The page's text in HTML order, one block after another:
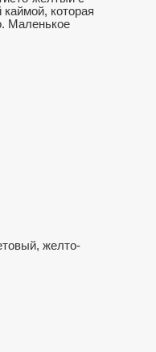
которая
Маленькое
желто-